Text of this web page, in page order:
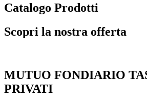
Catalogo Prodotti
Scopri la nostra offerta
MUTUO FONDIARIO
PRIVATI